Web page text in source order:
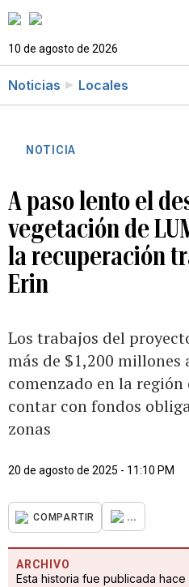
10 de agosto de 2026
Noticias Locales
NOTICIA
A paso lento el
vegetación de
la recuperación
Erin
Los trabajos del
más de $1,200 millones
comenzado en la región
contar con fondos
zonas
20 de agosto de 2025 - 11:10 PM
COMPARTIR ...
ARCHIVO
Esta historia fue publicada hace